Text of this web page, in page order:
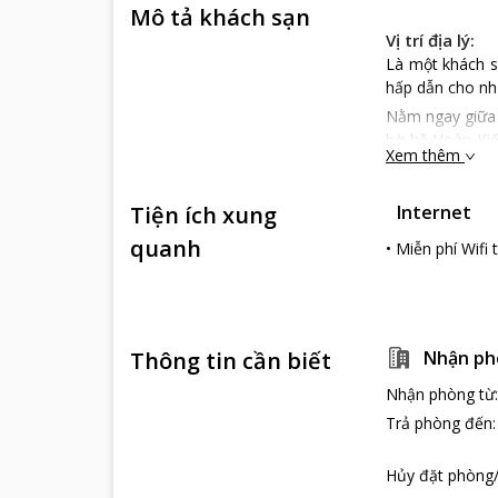
Mô tả khách sạn
Vị trí địa lý:
Là một khách
hấp dẫn cho
Nằm ngay
bờ hồ Hoàn
dẫn khác của
Đặc điểm
Là một khách
Mỗi phòng
Các du khách
hết mình phục
Garden Inn
Xem thêm
Tiện ích xung
quanh
Internet
• Miễn phí Wifi
Thông tin cần biết Nhận
Nhận phòng từ:
Trả phòng đến:
Hủy đặt